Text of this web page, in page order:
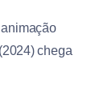
chega